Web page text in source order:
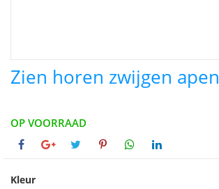
Zien horen zwijgen apen
OP VOORRAAD
Kleur